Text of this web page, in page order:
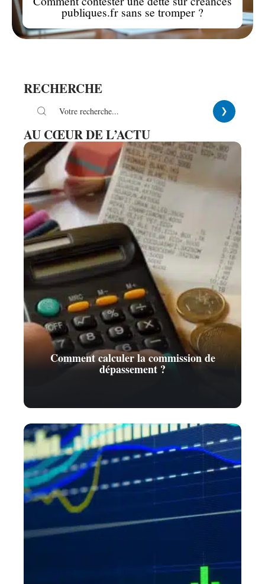
publiques.fr sans se tromper ?
RECHERCHE
AU CŒUR DE L’ACTU
Comment calculer la commission de
dépassement ?